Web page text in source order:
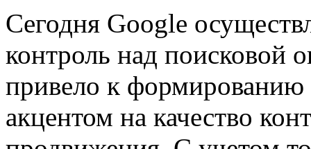
Сегодня Google
контроль над поисковой
привело к формированию
акцентом на качество